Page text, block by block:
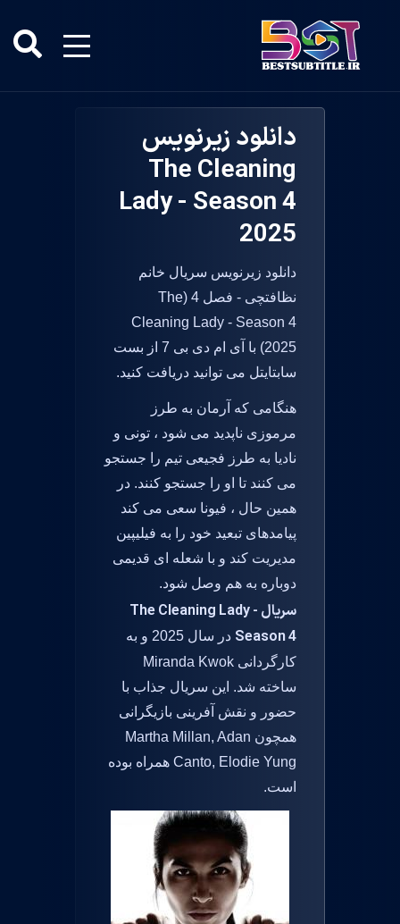
دانلود زیرنویس
The Cleaning
Lady - Season 4
2025
دانلود زیرنویس سریال خانم
نظافتچی - فصل 4 (The
Cleaning Lady - Season 4
2025) با آی ام دی بی 7 از بست
سابتایتل می توانید دریافت کنید.
هنگامی که آرمان به طرز
مرموزی ناپدید می شود ، تونی و
نادیا به طرز فجیعی تیم را جستجو
می کنند تا او را جستجو کنند. در
همین حال ، فیونا سعی می کند
پیامدهای تبعید خود را به فیلیپین
مدیریت کند و با شعله ای قدیمی
دوباره به هم وصل شود.
سریال The Cleaning Lady -
Season 4
در سال 2025 و به
کارگردانی Miranda Kwok
ساخته شد. این سریال جذاب با
حضور و نقش آفرینی بازیگرانی
همچون Martha Millan, Adan
Canto, Elodie Yung همراه بوده
است.